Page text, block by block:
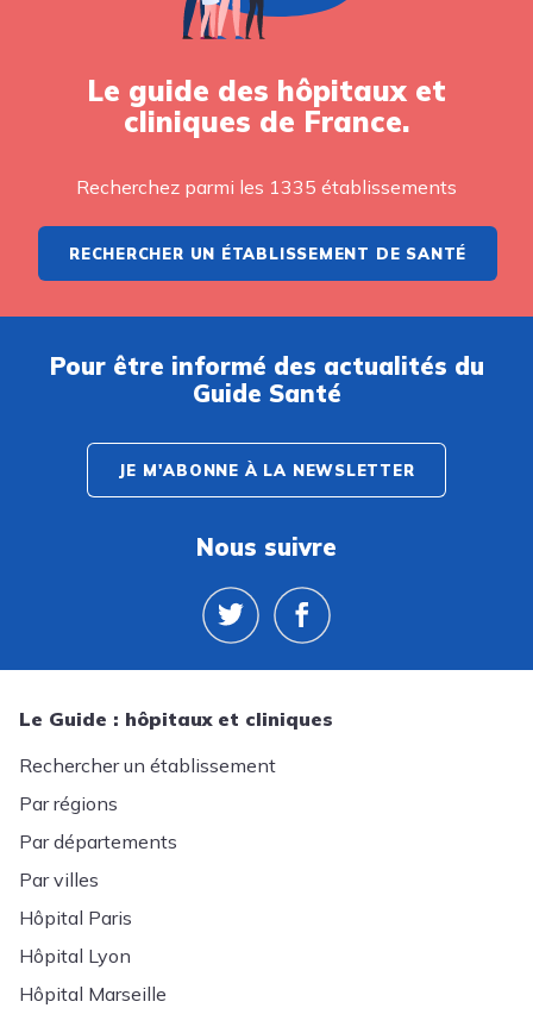
Le guide des hôpitaux et
cliniques de France.
Recherchez parmi les 1335 établissements
RECHERCHER UN ÉTABLISSEMENT DE SANTÉ
Pour être informé des actualités du
Guide Santé
JE M'ABONNE À LA NEWSLETTER
Nous suivre
Le Guide : hôpitaux et cliniques
Rechercher un établissement
Par régions
Par départements
Par villes
Hôpital Paris
Hôpital Lyon
Hôpital Marseille